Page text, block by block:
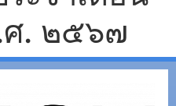
. ๒๕๖๗